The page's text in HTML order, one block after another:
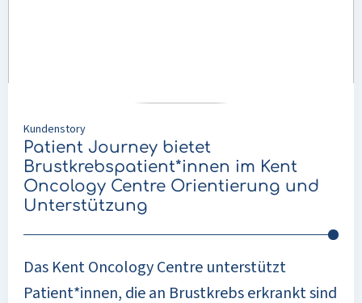
Kundenstory
Patient Journey bietet
Brustkrebspatient*innen im Kent
Oncology Centre Orientierung und
Unterstützung
Das Kent Oncology Centre unterstützt
Patient*innen, die an Brustkrebs erkrankt sind
und
Unterstützung